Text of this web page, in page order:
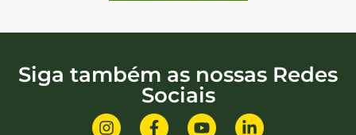
Siga também as nossas Redes
Sociais